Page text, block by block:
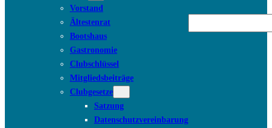
Vorstand
Ältestenrat
Bootshaus
Gastronomie
Clubschlüssel
Mitgliedsbeiträge
Clubgesetze
Satzung
Datenschutzvereinbarung